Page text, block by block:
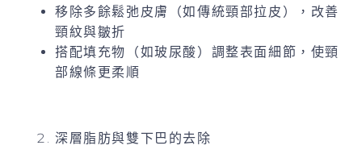
移除多餘鬆弛皮膚（如傳統頸部拉皮），改善
頸紋與皺折
搭配填充物（如玻尿酸）調整表面細節，使頸
部線條更柔順
深層脂肪與雙下巴的去除